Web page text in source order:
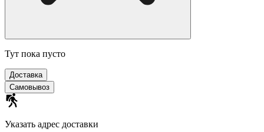
Тут пока пусто
Доставка
Самовывоз
Указать адрес доставки